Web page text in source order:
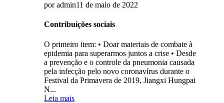
por admin11 de maio de 2022
Contribuições sociais
O primeiro item: • Doar materiais de combate à
epidemia para superarmos juntos a crise • Desde
a prevenção e o controle da pneumonia causada
pela infecção pelo novo coronavírus durante o
Festival da Primavera de 2019, Jiangxi Hungpai
N...
Leia mais